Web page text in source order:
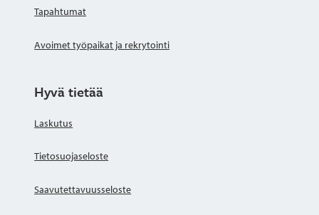
Tapahtumat
Avoimet työpaikat ja rekrytointi
Hyvä tietää
Laskutus
Tietosuojaseloste
Saavutettavuusseloste